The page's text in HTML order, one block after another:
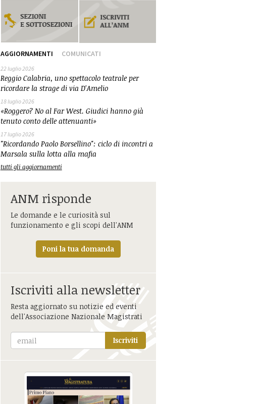
AGGIORNAMENTI COMUNICATI
22 luglio 2026
Reggio Calabria, uno spettacolo teatrale per
ricordare la strage di via D'Amelio
18 luglio 2026
«Roggero? No al Far West. Giudici hanno già
tenuto conto delle attenuanti»
17 luglio 2026
"Ricordando Paolo Borsellino": ciclo di incontri a
Marsala sulla lotta alla mafia
tutti gli aggiornamenti
ANM risponde
Le domande e le curiosità sul
funzionamento e gli scopi dell'ANM
Poni la tua domanda
Iscriviti alla newsletter
Resta aggiornato su notizie ed eventi
dell'Associazione Nazionale Magistrati
Iscriviti